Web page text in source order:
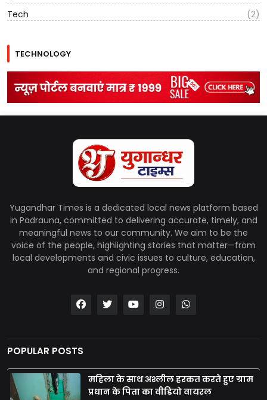
Tech
(2)
TECHNOLOGY
Yugandhar Times is a dedicated local news platform based
in Padrauna, committed to delivering accurate, timely, and
meaningful news to our community. We aim to be the
voice of the people, highlighting stories that matter—from
local developments and civic issues to culture, education,
and regional progress.
POPULAR POSTS
महिला के साथ अश्लील हरकत करते हुए ग्राम
प्रधान के पिता का वीडियो वायरल